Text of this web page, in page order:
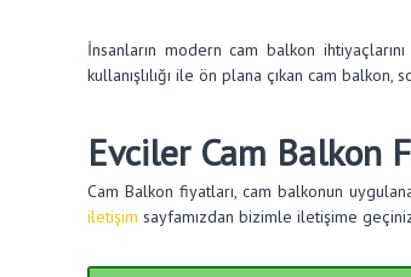
İnsanların modern cam balkon
kullanışlılığı ile ön plana çıkan cam
Evciler Cam Balkon
Cam Balkon fiyatları, cam balkonun
iletişim sayfamızdan bizimle iletişime